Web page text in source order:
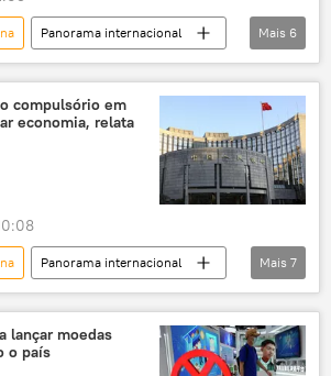
Panorama internacional
reservas de ouro
global
Mais 6
compulsório em
economia, relata
Panorama internacional
Economia
monetária
recuperação fiscal
Mais 7
lançar moedas
o país